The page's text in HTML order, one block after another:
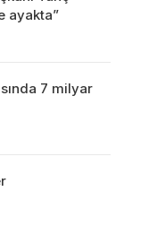
ayakta”
7 milyar